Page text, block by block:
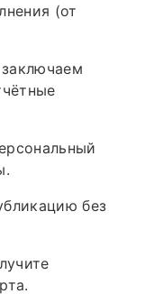
(от
без